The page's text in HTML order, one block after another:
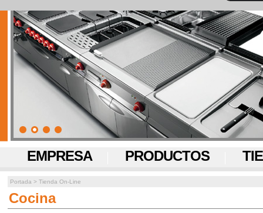
EMPRESA PRODUCTOS
Portada > Tienda On-Line
Cocina